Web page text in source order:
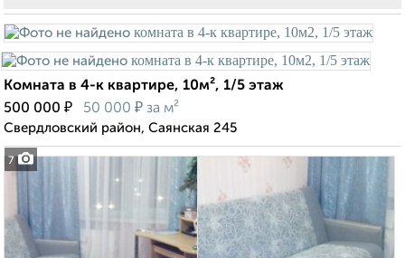
7
Комната в 4-к квартире, 10м², 1/5 этаж
500 000 ₽ 50 000 ₽ за м²
Свердловский район, Саянская 245